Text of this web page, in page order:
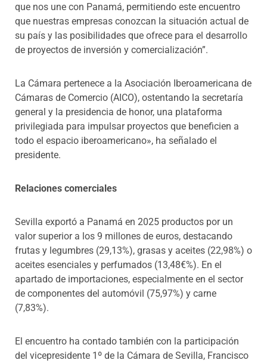
que nos une con Panamá, permitiendo este encuentro
que nuestras empresas conozcan la situación actual de
su país y las posibilidades que ofrece para el desarrollo
de proyectos de inversión y comercialización”.
La Cámara pertenece a la Asociación Iberoamericana de
Cámaras de Comercio (AICO), ostentando la secretaría
general y la presidencia de honor, una plataforma
privilegiada para impulsar proyectos que beneficien a
todo el espacio iberoamericano», ha señalado el
presidente.
Relaciones comerciales
Sevilla exportó a Panamá en 2025 productos por un
valor superior a los 9 millones de euros, destacando
frutas y legumbres (29,13%), grasas y aceites (22,98%) o
aceites esenciales y perfumados (13,48€%). En el
apartado de importaciones, especialmente en el sector
de componentes del automóvil (75,97%) y carne
(7,83%).
El encuentro ha contado también con la participación
del vicepresidente 1º de la Cámara de Sevilla, Francisco